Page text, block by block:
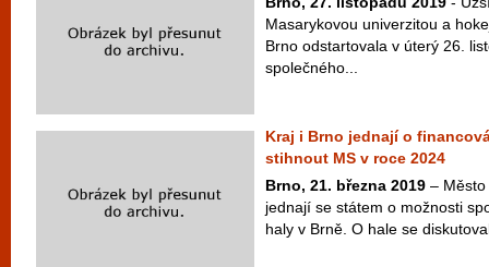
Masarykovou univerzitou a
Brno odstartovala v úterý 26.
společného...
Kraj i Brno jednají o
stihnout MS v roce 2024
Brno, 21. března 2019 –
jednají se státem o možnosti
haly v Brně. O hale se